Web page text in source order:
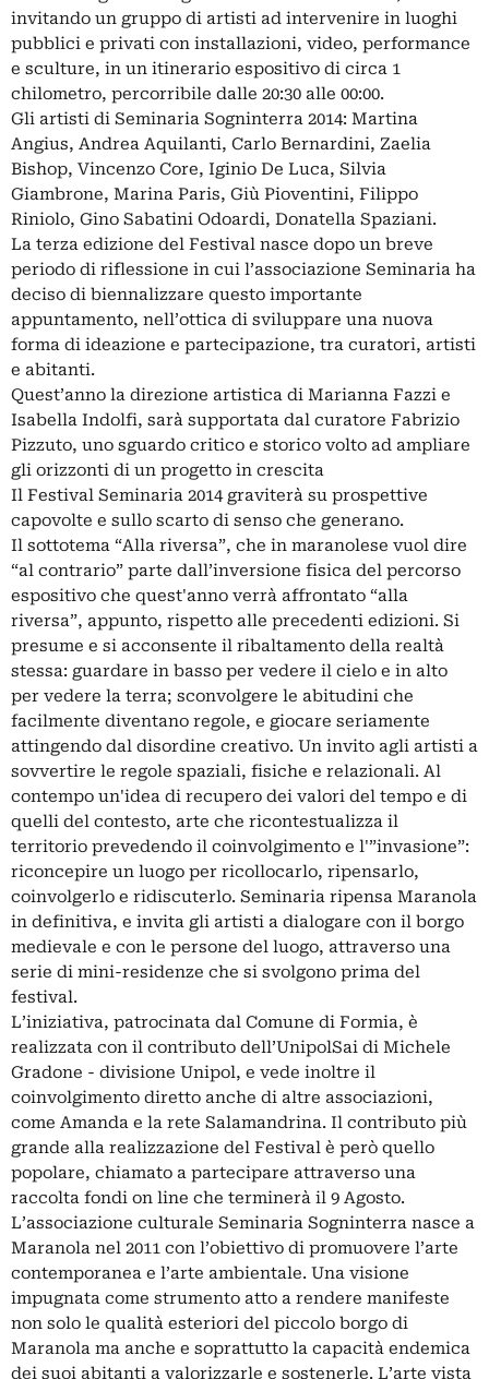
invitando un gruppo di artisti ad intervenire in luoghi
pubblici e privati con installazioni, video, performance
e sculture, in un itinerario espositivo di circa 1
chilometro, percorribile dalle 20:30 alle 00:00.
Gli artisti di Seminaria Sogninterra 2014: Martina
Angius, Andrea Aquilanti, Carlo Bernardini, Zaelia
Bishop, Vincenzo Core, Iginio De Luca, Silvia
Giambrone, Marina Paris, Giù Pioventini, Filippo
Riniolo, Gino Sabatini Odoardi, Donatella Spaziani.
La terza edizione del Festival nasce dopo un breve
periodo di riflessione in cui l’associazione Seminaria ha
deciso di biennalizzare questo importante
appuntamento, nell’ottica di sviluppare una nuova
forma di ideazione e partecipazione, tra curatori, artisti
e abitanti.
Quest’anno la direzione artistica di Marianna Fazzi e
Isabella Indolfi, sarà supportata dal curatore Fabrizio
Pizzuto, uno sguardo critico e storico volto ad ampliare
gli orizzonti di un progetto in crescita
Il Festival Seminaria 2014 graviterà su prospettive
capovolte e sullo scarto di senso che generano.
Il sottotema “Alla riversa”, che in maranolese vuol dire
“al contrario” parte dall’inversione fisica del percorso
espositivo che quest'anno verrà affrontato “alla
riversa”, appunto, rispetto alle precedenti edizioni. Si
presume e si acconsente il ribaltamento della realtà
stessa: guardare in basso per vedere il cielo e in alto
per vedere la terra; sconvolgere le abitudini che
facilmente diventano regole, e giocare seriamente
attingendo dal disordine creativo. Un invito agli artisti a
sovvertire le regole spaziali, fisiche e relazionali. Al
contempo un'idea di recupero dei valori del tempo e di
quelli del contesto, arte che ricontestualizza il
territorio prevedendo il coinvolgimento e l'”invasione”:
riconcepire un luogo per ricollocarlo, ripensarlo,
coinvolgerlo e ridiscuterlo. Seminaria ripensa Maranola
in definitiva, e invita gli artisti a dialogare con il borgo
medievale e con le persone del luogo, attraverso una
serie di mini-residenze che si svolgono prima del
festival.
L’iniziativa, patrocinata dal Comune di Formia, è
realizzata con il contributo dell’UnipolSai di Michele
Gradone - divisione Unipol, e vede inoltre il
coinvolgimento diretto anche di altre associazioni,
come Amanda e la rete Salamandrina. Il contributo più
grande alla realizzazione del Festival è però quello
popolare, chiamato a partecipare attraverso una
raccolta fondi on line che terminerà il 9 Agosto.
L’associazione culturale Seminaria Sogninterra nasce a
Maranola nel 2011 con l’obiettivo di promuovere l’arte
contemporanea e l’arte ambientale. Una visione
impugnata come strumento atto a rendere manifeste
non solo le qualità esteriori del piccolo borgo di
Maranola ma anche e soprattutto la capacità endemica
dei suoi abitanti a valorizzarle e sostenerle. L’arte vista